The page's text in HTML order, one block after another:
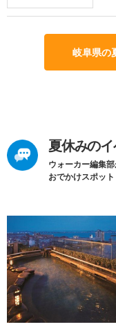
岐阜県の
夏休みの
ウォーカー編集
おでかけスポット